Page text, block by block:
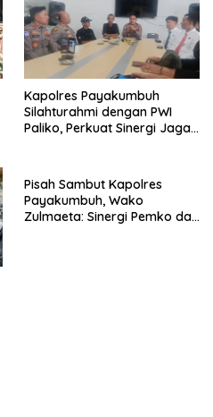
Kapolres Payakumbuh
Silahturahmi dengan PWI
Paliko, Perkuat Sinergi Jaga
Pisah Sambut Kapolres
Payakumbuh, Wako
Zulmaeta: Sinergi Pemko dan